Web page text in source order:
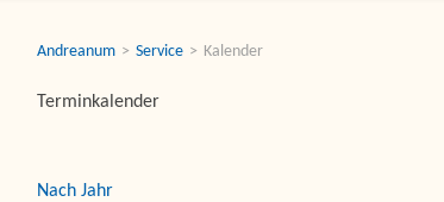
Andreanum Service Kalender
Terminkalender
Nach Jahr